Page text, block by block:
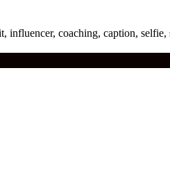
influencer, coaching, caption,